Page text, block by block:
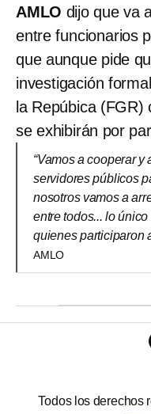
AMLO dijo que va
entre funcionarios
que aunque pide
investigación
la Repúbica
se exhibirán por
“Vamos a cooperar
servidores públicos
nosotros vamos a
entre todos... lo
quienes participaron
AMLO
Todos los derechos